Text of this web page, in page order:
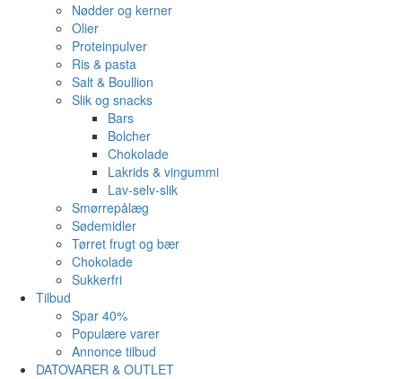
Nødder og kerner
Olier
Proteinpulver
Ris & pasta
Salt & Boullion
Slik og snacks
Bars
Bolcher
Chokolade
Lakrids & vingummi
Lav-selv-slik
Smørrepålæg
Sødemidler
Tørret frugt og bær
Chokolade
Sukkerfri
Tilbud
Spar 40%
Populære varer
Annonce tilbud
DATOVARER & OUTLET